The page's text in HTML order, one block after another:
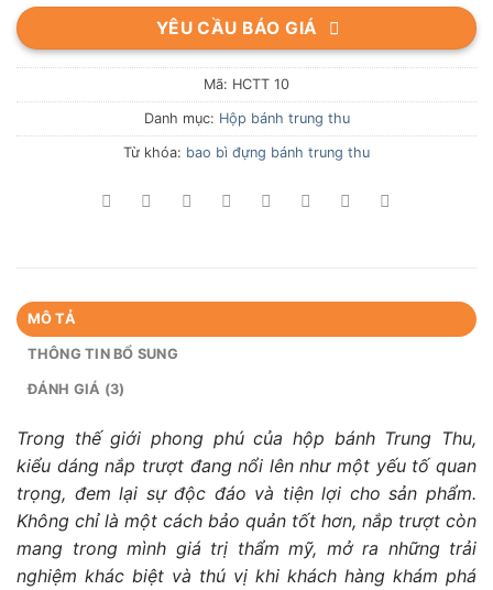
5.00trên 5
dựa trên
3
đánh giá
YÊU CẦU BÁO GIÁ
Mã: HCTT 10
Danh mục: Hộp bánh trung thu
Từ khóa: bao bì đựng bánh trung thu
MÔ TẢ
THÔNG TIN BỔ SUNG
ĐÁNH GIÁ (3)
Trong thế giới phong phú của hộp bánh Trung Thu,
kiểu dáng nắp trượt đang nổi lên như một yếu tố quan
trọng, đem lại sự độc đáo và tiện lợi cho sản phẩm.
Không chỉ là một cách bảo quản tốt hơn, nắp trượt còn
mang trong mình giá trị thẩm mỹ, mở ra những trải
nghiệm khác biệt và thú vị khi khách hàng khám phá